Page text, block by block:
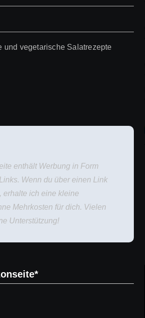
und vegetarische Salatrezepte
enthält Werbung in Form
Wenn du über einen Link
erhalte ich eine kleine
Mehrkosten für dich. Vielen
Unterstützung!